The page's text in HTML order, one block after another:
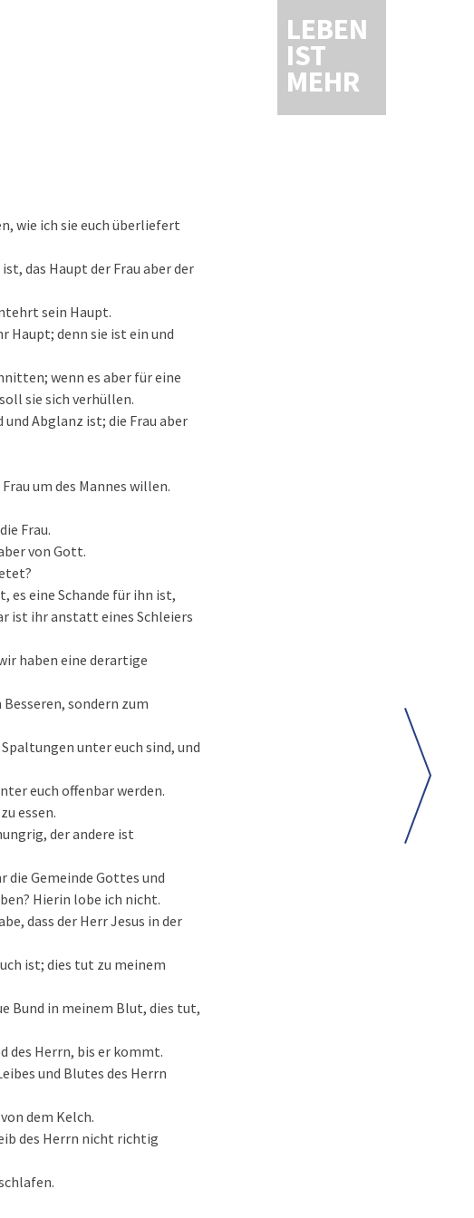
LEBEN
IST
MEHR
wie ich sie euch überliefert
das Haupt der Frau aber der
sein Haupt.
Haupt; denn sie ist ein und
wenn es aber für eine
sie sich verhüllen.
Abglanz ist; die Frau aber
um des Mannes willen.
Frau.
von Gott.
es eine Schande für ihn ist,
ist ihr anstatt eines Schleiers
haben eine derartige
sondern zum
unter euch sind, und
euch offenbar werden.
essen.
der andere ist
die Gemeinde Gottes und
Hierin lobe ich nicht.
dass der Herr Jesus in der
ist; dies tut zu meinem
Bund in meinem Blut, dies tut,
des Herrn, bis er kommt.
und Blutes des Herrn
dem Kelch.
des Herrn nicht richtig